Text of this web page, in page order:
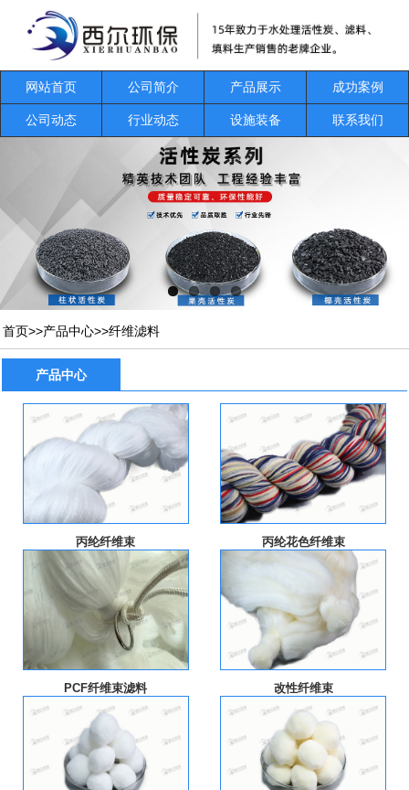
网站首页 公司简介 产品展示 成功案例
公司动态 行业动态 设施装备 联系我们
首页>>产品中心>>纤维滤料
产品中心
丙纶纤维束 丙纶花色纤维束
PCF纤维束滤料 改性纤维束